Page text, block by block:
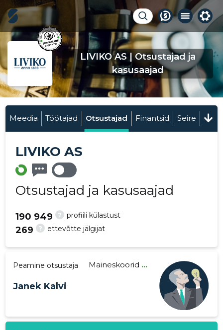
LIVIKO AS | Otsustajad ja
kasusaajad
Meedia Töötajad Otsustajad Finantsid Seire
LIVIKO AS
Otsustajad ja kasusaajad
? profiili külastust
190 949
? ettevõtte jälgijat
269
Peamine otsustaja
Janek Kalvi
Maineskoorid ...